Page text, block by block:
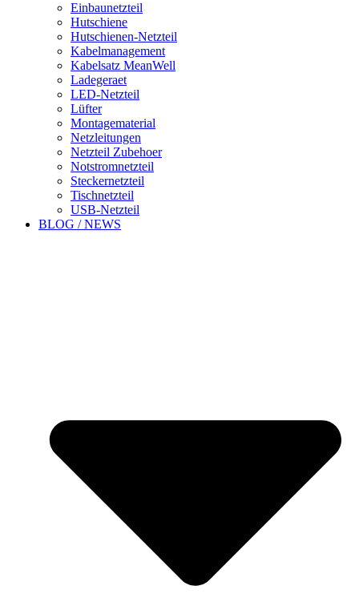
Einbaunetzteil
Hutschiene
Hutschienen-Netzteil
Kabelmanagement
Kabelsatz MeanWell
Ladegeraet
LED-Netzteil
Lüfter
Montagematerial
Netzleitungen
Netzteil Zubehoer
Notstromnetzteil
Steckernetzteil
Tischnetzteil
USB-Netzteil
BLOG / NEWS